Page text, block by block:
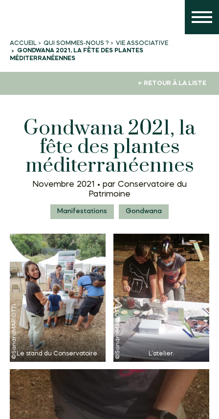
ACCUEIL QUI SOMMES-NOUS ?
VIE ASSOCIATIVE
GONDWANA 2021, LA FÊTE DES PLANTES
MÉDITERRANÉENNES
← RETOUR À LA LISTE
Gondwana 2021, la
fête des plantes
méditerranéennes
Novembre 2021 • par Conservatoire du
Patrimoine
Manifestations Gondwana
Le stand du Conservatoire. L’atelier.